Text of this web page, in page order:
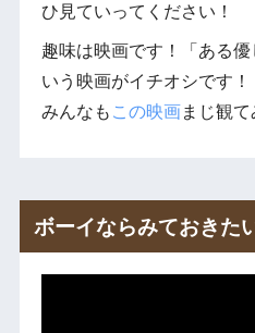
ひ見ていってください！
趣味は映画です！「ある
いう映画がイチオシです！
みんなも この映画まじ観て
ボーイならみておきた